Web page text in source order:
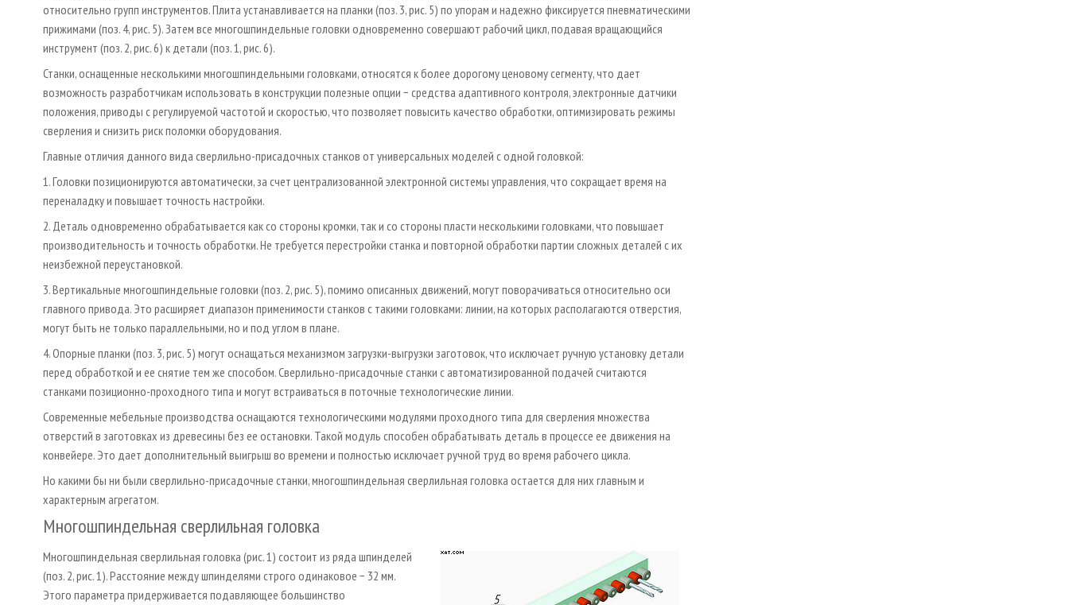
относительно групп инструментов. Плита устанавливается на планки (поз. 3, рис. 5) по упорам и надежно фиксируется пневматическими
прижимами (поз. 4, рис. 5). Затем все многошпиндельные головки одновременно совершают рабочий цикл, подавая вращающийся
инструмент (поз. 2, рис. 6) к детали (поз. 1, рис. 6).
Станки, оснащенные несколькими многошпиндельными головками, относятся к более дорогому ценовому сегменту, что дает
возможность разработчикам использовать в конструкции полезные опции − средства адаптивного контроля, электронные датчики
положения, приводы с регулируемой частотой и скоростью, что позволяет повысить качество обработки, оптимизировать режимы
сверления и снизить риск поломки оборудования.
Главные отличия данного вида сверлильно-присадочных станков от универсальных моделей с одной головкой:
1. Головки позиционируются автоматически, за счет централизованной электронной системы управления, что сокращает время на
переналадку и повышает точность настройки.
2. Деталь одновременно обрабатывается как со стороны кромки, так и со стороны пласти несколькими головками, что повышает
производительность и точность обработки. Не требуется перестройки станка и повторной обработки партии сложных деталей с их
неизбежной переустановкой.
3. Вертикальные многошпиндельные головки (поз. 2, рис. 5), помимо описанных движений, могут поворачиваться относительно оси
главного привода. Это расширяет диапазон применимости станков с такими головками: линии, на которых располагаются отверстия,
могут быть не только параллельными, но и под углом в плане.
4. Опорные планки (поз. 3, рис. 5) могут оснащаться механизмом загрузки-выгрузки заготовок, что исключает ручную установку детали
перед обработкой и ее снятие тем же способом. Сверлильно-присадочные станки с автоматизированной подачей считаются
станками позиционно-проходного типа и могут встраиваться в поточные технологические линии.
Современные мебельные производства оснащаются технологическими модулями проходного типа для сверления множества
отверстий в заготовках из древесины без ее остановки. Такой модуль способен обрабатывать деталь в процессе ее движения на
конвейере. Это дает дополнительный выигрыш во времени и полностью исключает ручной труд во время рабочего цикла.
Но какими бы ни были сверлильно-присадочные станки, многошпиндельная сверлильная головка остается для них главным и
характерным агрегатом.
Многошпиндельная сверлильная головка
Многошпиндельная сверлильная головка (рис. 1) состоит из ряда шпинделей
(поз. 2, рис. 1). Расстояние между шпинделями строго одинаковое − 32 мм.
Этого параметра придерживается подавляющее большинство